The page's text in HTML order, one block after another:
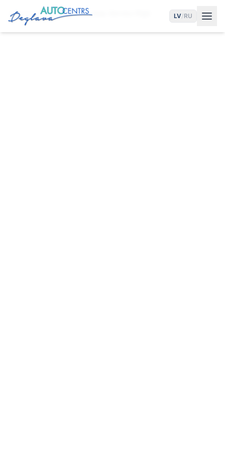
LV/RU
Sākums Pakalpojumi Jeep Serviss Rīgā